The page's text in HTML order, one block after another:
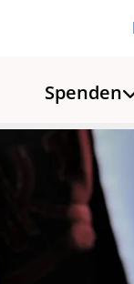
Spenden